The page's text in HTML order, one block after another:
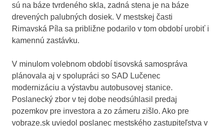
sú na báze tvrdeného skla, zadná stena je na báze
drevených palubných dosiek. V mestskej časti
Rimavská Píla sa približne podarilo v tom období urobiť i
kamennú zastávku.
V minulom volebnom období tisovská samospráva
plánovala aj v spolupráci so SAD Lučenec
modernizáciu a výstavbu autobusovej stanice.
Poslanecký zbor v tej dobe neodsúhlasil predaj
pozemkov pre investora a zo zámeru zišlo. Ako pre
vobraze.sk uviedol poslanec mestského zastupiteľstva v